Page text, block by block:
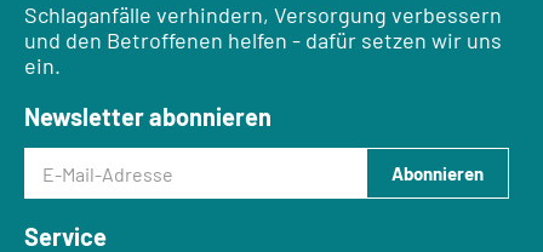
Schlaganfälle verhindern, Versorgung verbessern
und den Betroffenen helfen - dafür setzen wir uns
ein.
Newsletter abonnieren
E-Mail-Adresse
Abonnieren
Service